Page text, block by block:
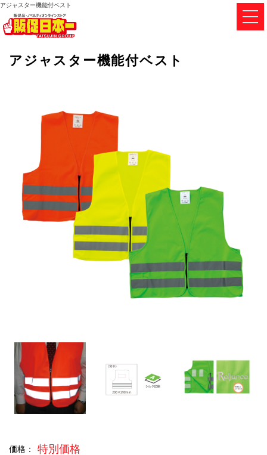
アジャスター機能付ベスト
アジャスター機能付ベスト
価格： 特別価格